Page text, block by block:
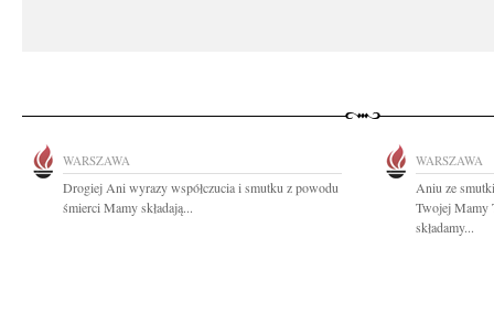
WARSZAWA
Drogiej Ani wyrazy współczucia i smutku z powodu
śmierci Mamy składają...
WARSZAWA
Aniu ze
Twojej Mamy
składamy...